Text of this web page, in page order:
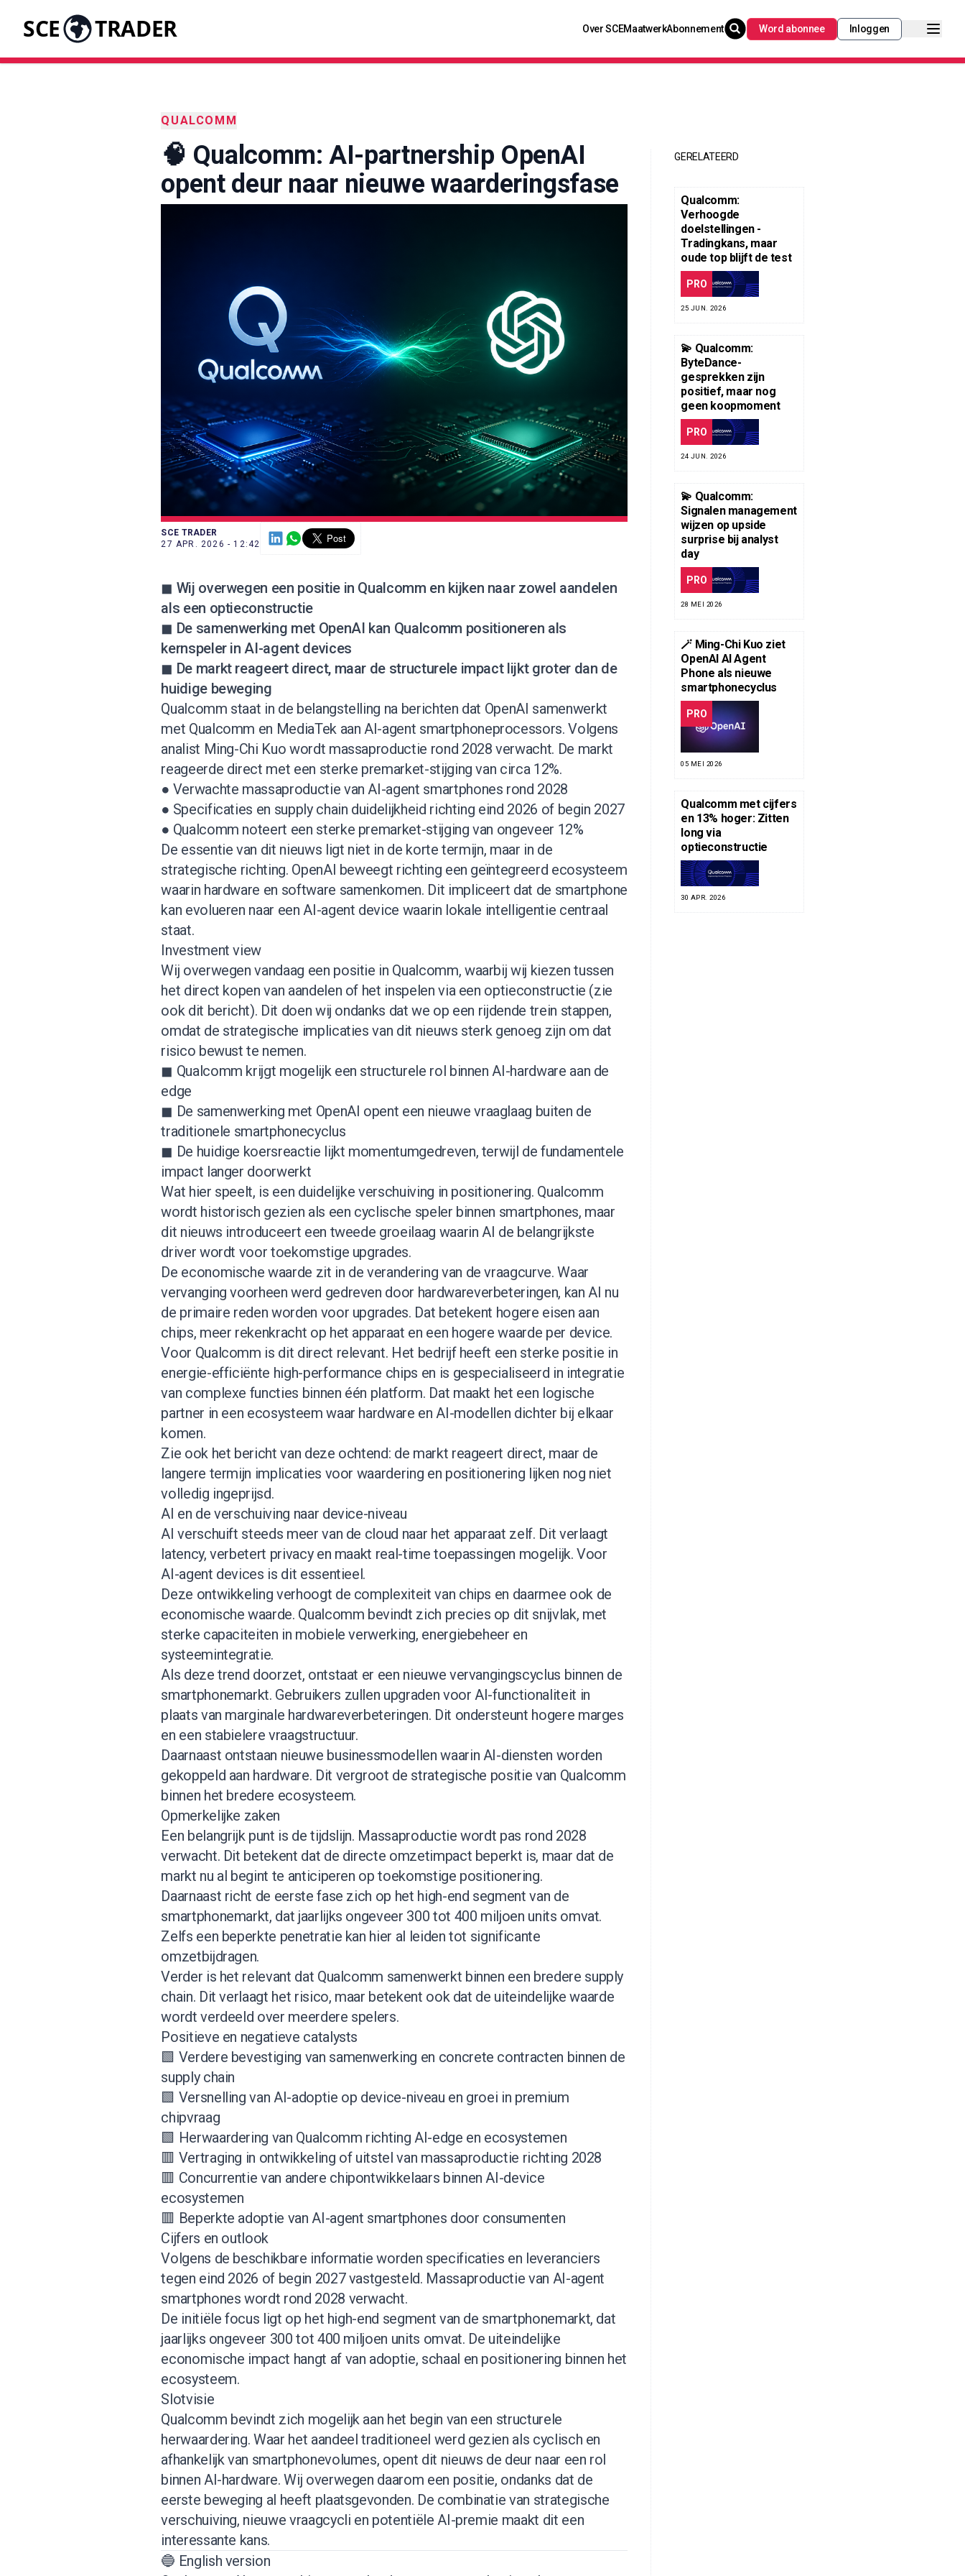
SCE TRADER Over SCEMaatwerkAbonnement Word abonnee Inloggen
QUALCOMM
🧠 Qualcomm: AI-partnership OpenAI
opent deur naar nieuwe waarderingsfase
SCE TRADER
27 APR. 2026 - 12:42
◼ Wij overwegen een positie in Qualcomm en kijken naar zowel aandelen
als een optieconstructie
◼ De samenwerking met OpenAI kan Qualcomm positioneren als
kernspeler in AI-agent devices
◼ De markt reageert direct, maar de structurele impact lijkt groter dan de
huidige beweging
Qualcomm staat in de belangstelling na berichten dat OpenAI samenwerkt
met Qualcomm en MediaTek aan AI-agent smartphoneprocessors. Volgens
analist Ming-Chi Kuo wordt massaproductie rond 2028 verwacht. De markt
reageerde direct met een sterke premarket-stijging van circa 12%.
● Verwachte massaproductie van AI-agent smartphones rond 2028
● Specificaties en supply chain duidelijkheid richting eind 2026 of begin 2027
● Qualcomm noteert een sterke premarket-stijging van ongeveer 12%
De essentie van dit nieuws ligt niet in de korte termijn, maar in de
strategische richting. OpenAI beweegt richting een geïntegreerd ecosysteem
waarin hardware en software samenkomen. Dit impliceert dat de smartphone
kan evolueren naar een AI-agent device waarin lokale intelligentie centraal
staat.
Investment view
Wij overwegen vandaag een positie in Qualcomm, waarbij wij kiezen tussen
het direct kopen van aandelen of het inspelen via een optieconstructie (zie
ook dit bericht). Dit doen wij ondanks dat we op een rijdende trein stappen,
omdat de strategische implicaties van dit nieuws sterk genoeg zijn om dat
risico bewust te nemen.
◼ Qualcomm krijgt mogelijk een structurele rol binnen AI-hardware aan de
edge
◼ De samenwerking met OpenAI opent een nieuwe vraaglaag buiten de
traditionele smartphonecyclus
◼ De huidige koersreactie lijkt momentumgedreven, terwijl de fundamentele
impact langer doorwerkt
Wat hier speelt, is een duidelijke verschuiving in positionering. Qualcomm
wordt historisch gezien als een cyclische speler binnen smartphones, maar
dit nieuws introduceert een tweede groeilaag waarin AI de belangrijkste
driver wordt voor toekomstige upgrades.
De economische waarde zit in de verandering van de vraagcurve. Waar
vervanging voorheen werd gedreven door hardwareverbeteringen, kan AI nu
de primaire reden worden voor upgrades. Dat betekent hogere eisen aan
chips, meer rekenkracht op het apparaat en een hogere waarde per device.
Voor Qualcomm is dit direct relevant. Het bedrijf heeft een sterke positie in
energie-efficiënte high-performance chips en is gespecialiseerd in integratie
van complexe functies binnen één platform. Dat maakt het een logische
partner in een ecosysteem waar hardware en AI-modellen dichter bij elkaar
komen.
Zie ook het bericht van deze ochtend: de markt reageert direct, maar de
langere termijn implicaties voor waardering en positionering lijken nog niet
volledig ingeprijsd.
AI en de verschuiving naar device-niveau
AI verschuift steeds meer van de cloud naar het apparaat zelf. Dit verlaagt
latency, verbetert privacy en maakt real-time toepassingen mogelijk. Voor
AI-agent devices is dit essentieel.
Deze ontwikkeling verhoogt de complexiteit van chips en daarmee ook de
economische waarde. Qualcomm bevindt zich precies op dit snijvlak, met
sterke capaciteiten in mobiele verwerking, energiebeheer en
systeemintegratie.
Als deze trend doorzet, ontstaat er een nieuwe vervangingscyclus binnen de
smartphonemarkt. Gebruikers zullen upgraden voor AI-functionaliteit in
plaats van marginale hardwareverbeteringen. Dit ondersteunt hogere marges
en een stabielere vraagstructuur.
Daarnaast ontstaan nieuwe businessmodellen waarin AI-diensten worden
gekoppeld aan hardware. Dit vergroot de strategische positie van Qualcomm
binnen het bredere ecosysteem.
Opmerkelijke zaken
Een belangrijk punt is de tijdslijn. Massaproductie wordt pas rond 2028
verwacht. Dit betekent dat de directe omzetimpact beperkt is, maar dat de
markt nu al begint te anticiperen op toekomstige positionering.
Daarnaast richt de eerste fase zich op het high-end segment van de
smartphonemarkt, dat jaarlijks ongeveer 300 tot 400 miljoen units omvat.
Zelfs een beperkte penetratie kan hier al leiden tot significante
omzetbijdragen.
Verder is het relevant dat Qualcomm samenwerkt binnen een bredere supply
chain. Dit verlaagt het risico, maar betekent ook dat de uiteindelijke waarde
wordt verdeeld over meerdere spelers.
Positieve en negatieve catalysts
🟩 Verdere bevestiging van samenwerking en concrete contracten binnen de
supply chain
🟩 Versnelling van AI-adoptie op device-niveau en groei in premium
chipvraag
🟩 Herwaardering van Qualcomm richting AI-edge en ecosystemen
🟥 Vertraging in ontwikkeling of uitstel van massaproductie richting 2028
🟥 Concurrentie van andere chipontwikkelaars binnen AI-device
ecosystemen
🟥 Beperkte adoptie van AI-agent smartphones door consumenten
Cijfers en outlook
Volgens de beschikbare informatie worden specificaties en leveranciers
tegen eind 2026 of begin 2027 vastgesteld. Massaproductie van AI-agent
smartphones wordt rond 2028 verwacht.
De initiële focus ligt op het high-end segment van de smartphonemarkt, dat
jaarlijks ongeveer 300 tot 400 miljoen units omvat. De uiteindelijke
economische impact hangt af van adoptie, schaal en positionering binnen het
ecosysteem.
Slotvisie
Qualcomm bevindt zich mogelijk aan het begin van een structurele
herwaardering. Waar het aandeel traditioneel werd gezien als cyclisch en
afhankelijk van smartphonevolumes, opent dit nieuws de deur naar een rol
binnen AI-hardware. Wij overwegen daarom een positie, ondanks dat de
eerste beweging al heeft plaatsgevonden. De combinatie van strategische
verschuiving, nieuwe vraagcycli en potentiële AI-premie maakt dit een
interessante kans.
🔵 English version
GERELATEERD
Qualcomm:
Verhoogde
doelstellingen -
Tradingkans, maar
oude top blijft de test
PRO
25 JUN. 2026
💫 Qualcomm:
ByteDance-
gesprekken zijn
positief, maar nog
geen koopmoment
PRO
24 JUN. 2026
💫 Qualcomm:
Signalen management
wijzen op upside
surprise bij analyst
day
PRO
28 MEI 2026
🪄 Ming-Chi Kuo ziet
OpenAI AI Agent
Phone als nieuwe
smartphonecyclus
PRO
05 MEI 2026
Qualcomm met cijfers
en 13% hoger: Zitten
long via
optieconstructie
30 APR. 2026